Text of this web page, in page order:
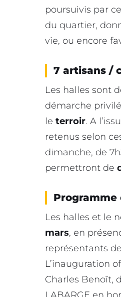
poursuivis par
du quartier,
vie, ou encore
7 artisans /
Les halles sont
démarche
le terroir. A
retenus selon
dimanche, de
permettront de
Programme
Les halles et le
mars, en
représentants
L’inauguration
Charles Benoît,